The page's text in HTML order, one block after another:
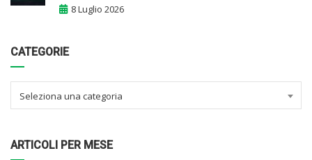
8 Luglio 2026
CATEGORIE
Seleziona una categoria
ARTICOLI PER MESE